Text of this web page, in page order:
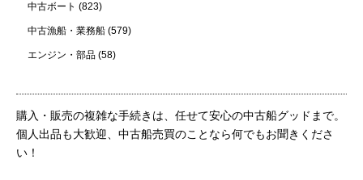
中古ボート (823)
中古漁船・業務船 (579)
エンジン・部品 (58)
購入・販売の複雑な手続きは、任せて安心の中古船グッドまで。
個人出品も大歓迎、中古船売買のことなら何でもお聞きくださ
い！